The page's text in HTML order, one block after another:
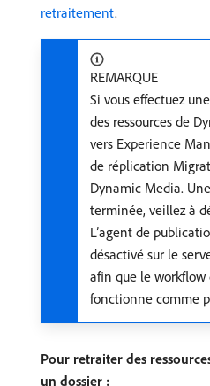
retraitement.
REMARQUE
Si vous effectuez
des ressources de
vers Experience
de réplication
Dynamic Media.
terminée, veillez à
L’agent de
désactivé sur le
afin que le
fonctionne comme
Pour retraiter des
un dossier :